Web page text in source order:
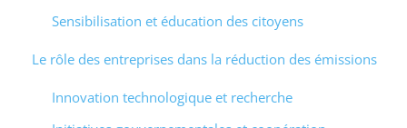
Sensibilisation et éducation des citoyens
Le rôle des entreprises dans la réduction des émissions
Innovation technologique et recherche